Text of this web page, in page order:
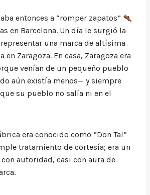
entonces a “romper zapatos”
en Barcelona. Un día le surgió la
una marca de altísima
Zaragoza. En casa, Zaragoza era
venían de un pequeño pueblo
aún existía menos— y siempre
su pueblo no salía ni en el
era conocido como “Don Tal”
tratamiento de cortesía; era un
con autoridad, casi con aura de